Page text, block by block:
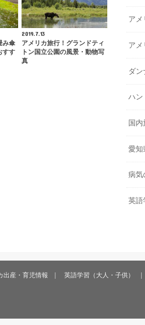
み傘
すす
2019.7.13
アメリカ旅行！グランドティ
トン国立公園の風景・動物写
真
アメ
アメ
ダン
ハン
国
愛知
病気
英語
出産・育児情報 英語学習（大人・子供）